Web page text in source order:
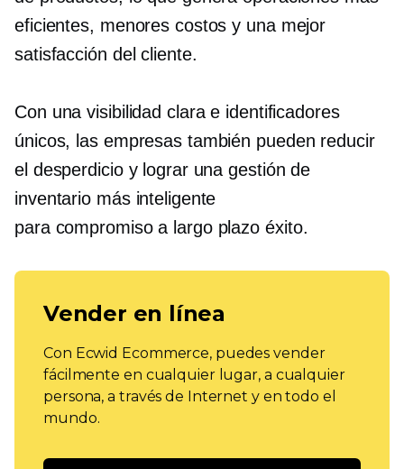
eficientes, menores costos y una mejor
satisfacción del cliente.
Con una visibilidad clara e identificadores
únicos, las empresas también pueden reducir
el desperdicio y lograr una gestión de
inventario más inteligente
para compromiso a largo plazo éxito.
Vender en línea
Con Ecwid Ecommerce, puedes vender
fácilmente en cualquier lugar, a cualquier
persona, a través de Internet y en todo el
mundo.